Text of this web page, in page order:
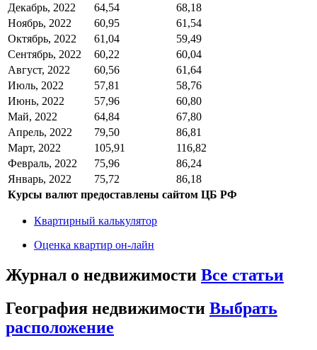
Декабрь, 2022
64,54
68,18
Ноябрь, 2022
60,95
61,54
Октябрь, 2022
61,04
59,49
Сентябрь, 2022
60,22
60,04
Август, 2022
60,56
61,64
Июль, 2022
57,81
58,76
Июнь, 2022
57,96
60,80
Май, 2022
64,84
67,80
Апрель, 2022
79,50
86,81
Март, 2022
105,91
116,82
Февраль, 2022
75,96
86,24
Январь, 2022
75,72
86,18
Курсы валют предоставлены сайтом ЦБ РФ
Квартирный калькулятор
Оценка квартир он-лайн
Журнал о недвижимости Все статьи
География недвижимости Выбрать
расположение